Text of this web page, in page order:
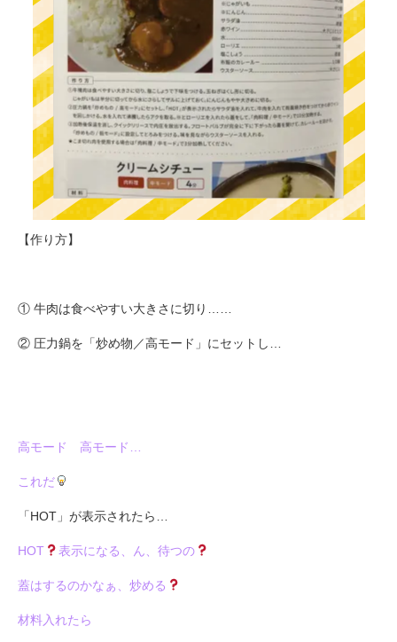
【作り方】
① 牛肉は食べやすい大きさに切り……
② 圧力鍋を「炒め物／高モード」にセットし…
高モード 高モード…
これだ
「HOT」が表示されたら…
HOT 表示になる、ん、待つの
蓋はするのかなぁ、炒める
材料入れたら